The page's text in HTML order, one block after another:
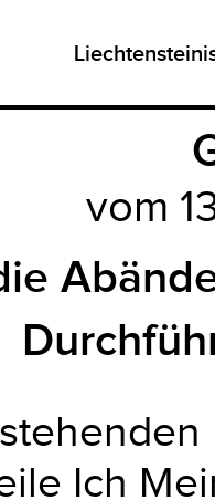
vom
Ich